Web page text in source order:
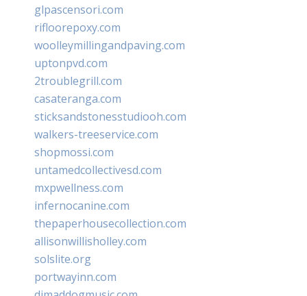
glpascensori.com
rifloorepoxy.com
woolleymillingandpaving.com
uptonpvd.com
2troublegrill.com
casateranga.com
sticksandstonesstudiooh.com
walkers-treeservice.com
shopmossi.com
untamedcollectivesd.com
mxpwellness.com
infernocanine.com
thepaperhousecollection.com
allisonwillisholley.com
solslite.org
portwayinn.com